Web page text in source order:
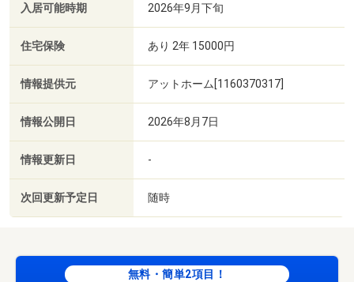
入居可能時期 2026年9月下旬
住宅保険 あり 2年 15000円
情報提供元 アットホーム[1160370317]
情報公開日 2026年8月7日
情報更新日 -
次回更新予定日 随時
無料・簡単2項目！